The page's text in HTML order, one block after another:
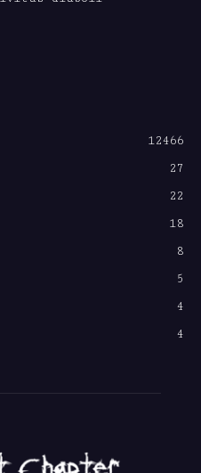
12466
27
22
18
8
5
4
4